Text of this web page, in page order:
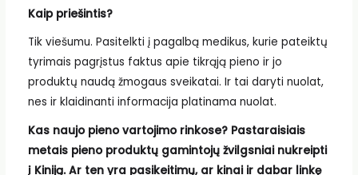
Kaip priešintis?
Tik viešumu. Pasitelkti į pagalbą medikus, kurie pateiktų
tyrimais pagrįstus faktus apie tikrąją pieno ir jo
produktų naudą žmogaus sveikatai. Ir tai daryti nuolat,
nes ir klaidinanti informacija platinama nuolat.
Kas naujo pieno vartojimo rinkose? Pastaraisiais
metais pieno produktų gamintojų žvilgsniai nukreipti
į Kiniją. Ar ten yra pasikeitimų, ar kinai ir dabar linkę